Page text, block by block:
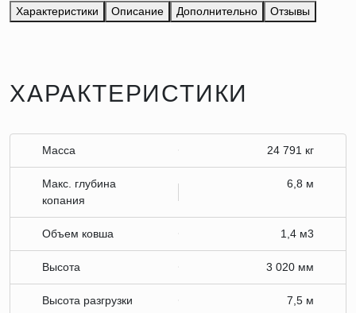
Характеристики Описание Дополнительно Отзывы
ХАРАКТЕРИСТИКИ
Масса 24 791 кг
Макс. глубина
копания
6,8 м
Объем ковша 1,4 м3
Высота 3 020 мм
Высота разгрузки 7,5 м